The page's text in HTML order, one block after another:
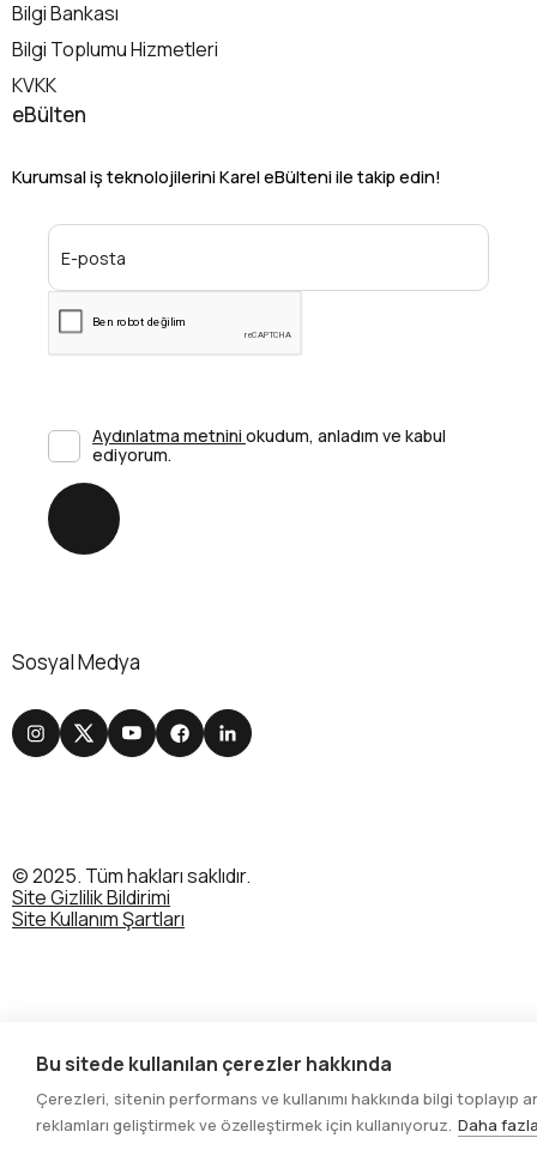
Bilgi Bankası
Bilgi Toplumu Hizmetleri
KVKK
eBülten
Kurumsal iş teknolojilerini Karel eBülteni ile takip edin!
Aydınlatma metnini okudum, anladım ve kabul
ediyorum.
Gönder
Sosyal Medya
© 2025. Tüm hakları saklıdır.
Site Gizlilik Bildirimi
Site Kullanım Şartları
Bu sitede kullanılan çerezler hakkında
Çerezleri, sitenin performans ve kullanımı hakkında bilgi
reklamları geliştirmek ve özelleştirmek için kullanıyoruz. Daha